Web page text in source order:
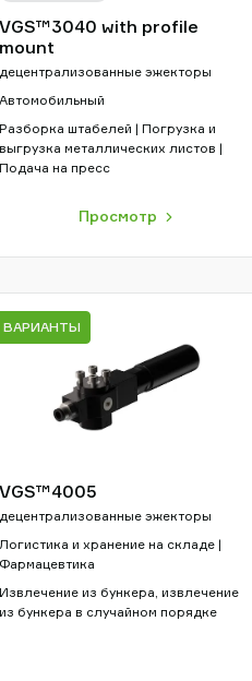
VGS™3040 with profile
mount
децентрализованные эжекторы
Автомобильный
Разборка штабелей | Погрузка и
выгрузка металлических листов |
Подача на пресс
Просмотр
VGS™4005
децентрализованные эжекторы
Логистика и хранение на складе |
Фармацевтика
Извлечение из бункера, извлечение
из бункера в случайном порядке
ВАРИАНТЫ